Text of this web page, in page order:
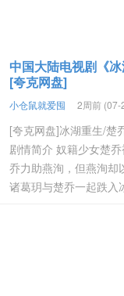
中国大陆电视剧《
[夸克网盘]
小仓鼠就爱囤 2周前 (07-
[夸克网盘]冰湖重生/楚
剧情简介 奴籍少女楚
乔力助燕洵，但燕洵却
诸葛玥与楚乔一起跌入